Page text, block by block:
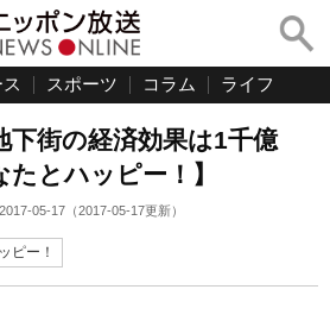
スポーツ コラム ライフ
下街の経済効果は1千億
たとハッピー！】
2017-05-17 （2017-05-17更新）
ピー！